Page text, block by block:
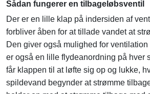
Sådan fungerer en tilbageløbsventil
Der er en lille klap på indersiden af
forbliver åben for at tillade vandet at
Den giver også mulighed for
er også en lille flydeanordning på hver
får klappen til at løfte sig op og lukke,
spildevand begynder at strømme